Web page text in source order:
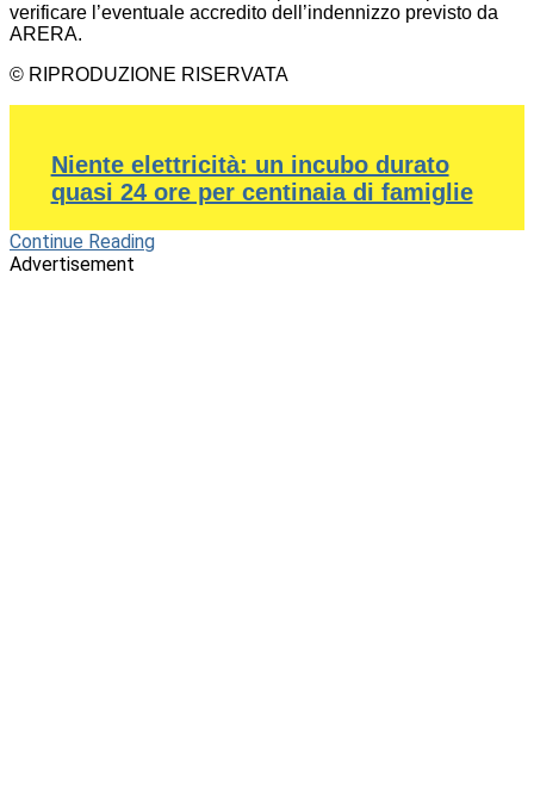
verificare l’eventuale accredito dell’indennizzo previsto da
ARERA.
© RIPRODUZIONE RISERVATA
Niente elettricità: un incubo durato
quasi 24 ore per centinaia di famiglie
Continue Reading
Advertisement